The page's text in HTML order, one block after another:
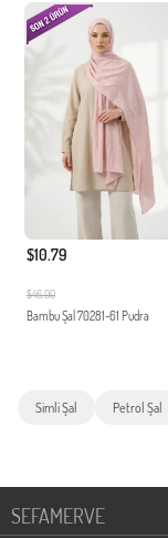
$10.79
$46.00
Bambu Şal 70281-61 Pudra
Simli Şal Petrol Şal
SEFAMERVE